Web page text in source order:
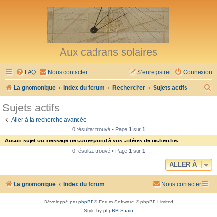
Aux cadrans solaires
FAQ Nous contacter Connexion
S’enregistrer
La gnomonique Index du forum Rechercher Sujets actifs
h
Sujets actifs
Aller à la recherche avancée
0 résultat trouvé • Page 1sur 1
Aucun sujet ou message ne correspond à vos critères de recherche.
0 résultat trouvé • Page 1sur 1
ALLER À
La gnomonique Index du forum Nous contacter
Développé parphpBB® Forum Software © phpBB Limited
Style by phpBB Spain